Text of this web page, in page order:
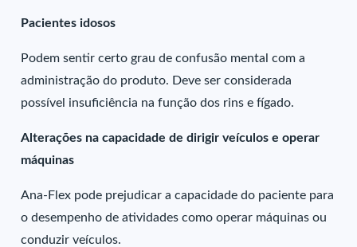
Pacientes idosos
Podem sentir certo grau de confusão mental com a
administração do produto. Deve ser considerada
possível insuficiência na função dos rins e fígado.
Alterações na capacidade de dirigir veículos e operar
máquinas
Ana-Flex pode prejudicar a capacidade do paciente para
o desempenho de atividades como operar máquinas ou
conduzir veículos.